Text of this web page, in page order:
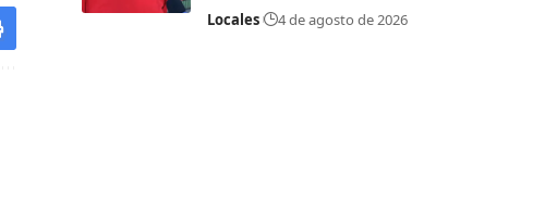
Locales 4 de agosto de 2026